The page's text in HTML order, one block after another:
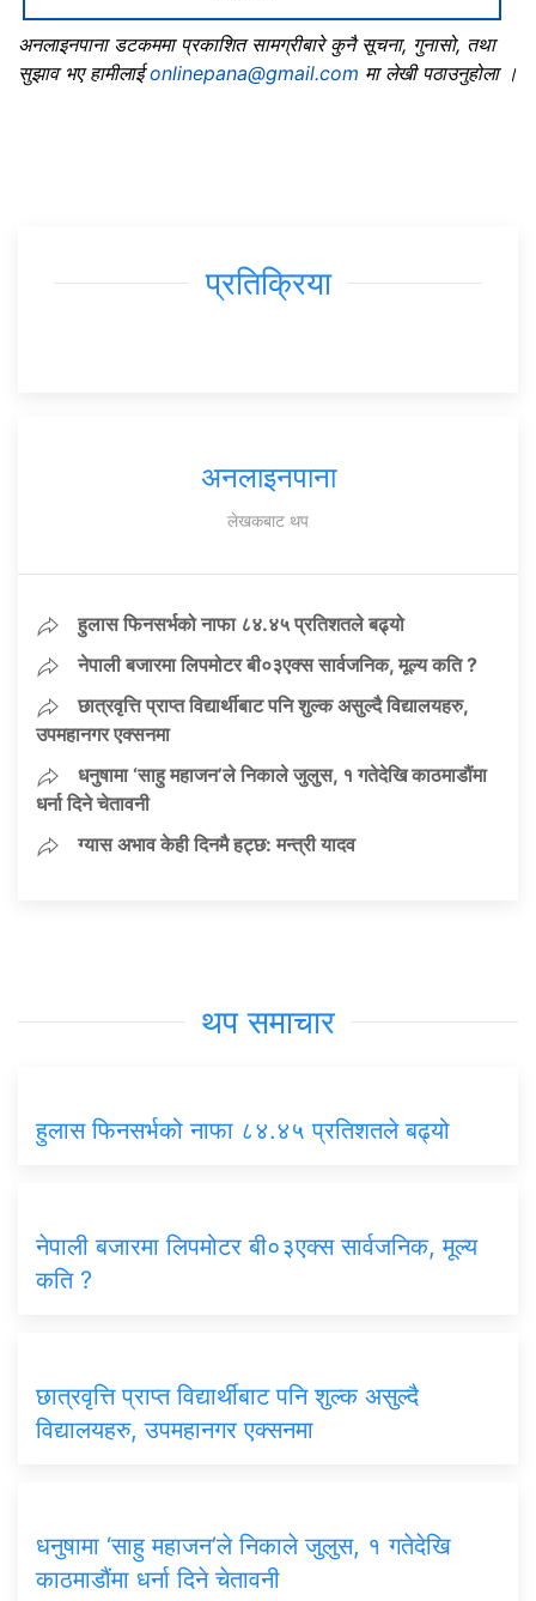
अनलाइनपाना डटकममा प्रकाशित सामग्रीबारे कुनै सूचना, गुनासो, तथा
सुझाव भए हामीलाईonlinepana@gmail.com मा लेखी पठाउनुहोला ।
प्रतिक्रिया
अनलाइनपाना
लेखकबाट थप
हुलास फिनसर्भको नाफा ८४.४५ प्रतिशतले बढ्यो
नेपाली बजारमा लिपमोटर बी०३एक्स सार्वजनिक, मूल्य कति ?
छात्रवृत्ति प्राप्त विद्यार्थीबाट पनि शुल्क असुल्दै विद्यालयहरु,
उपमहानगर एक्सनमा
धनुषामा ‘साहु महाजन’ले निकाले जुलुस, १ गतेदेखि काठमाडौंमा
धर्ना दिने चेतावनी
ग्यास अभाव केही दिनमै हट्छ: मन्त्री यादव
थप समाचार
हुलास फिनसर्भको नाफा ८४.४५ प्रतिशतले बढ्यो
नेपाली बजारमा लिपमोटर बी०३एक्स सार्वजनिक, मूल्य
कति ?
छात्रवृत्ति प्राप्त विद्यार्थीबाट पनि शुल्क असुल्दै
विद्यालयहरु, उपमहानगर एक्सनमा
धनुषामा ‘साहु महाजन’ले निकाले जुलुस, १ गतेदेखि
काठमाडौंमा धर्ना दिने चेतावनी